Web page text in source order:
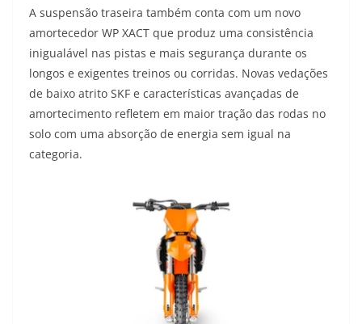
A suspensão traseira também conta com um novo
amortecedor WP XACT que produz uma consistência
inigualável nas pistas e mais segurança durante os
longos e exigentes treinos ou corridas. Novas vedações
de baixo atrito SKF e características avançadas de
amortecimento refletem em maior tração das rodas no
solo com uma absorção de energia sem igual na
categoria.